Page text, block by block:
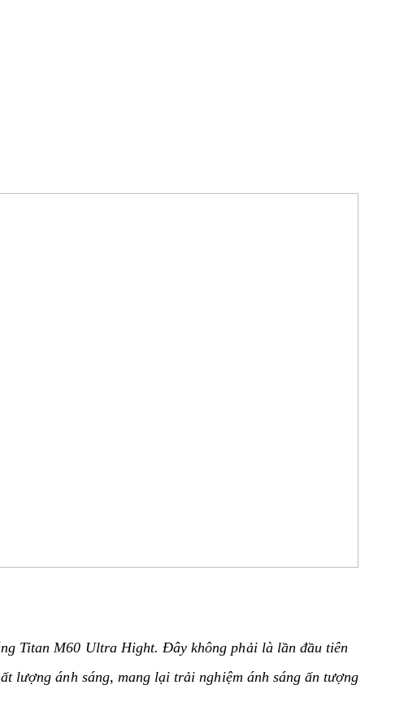
Titan M60 Ultra Hight. Đây không phải là lần đầu tiên
lượng ánh sáng, mang lại trải nghiệm ánh sáng ấn tượng